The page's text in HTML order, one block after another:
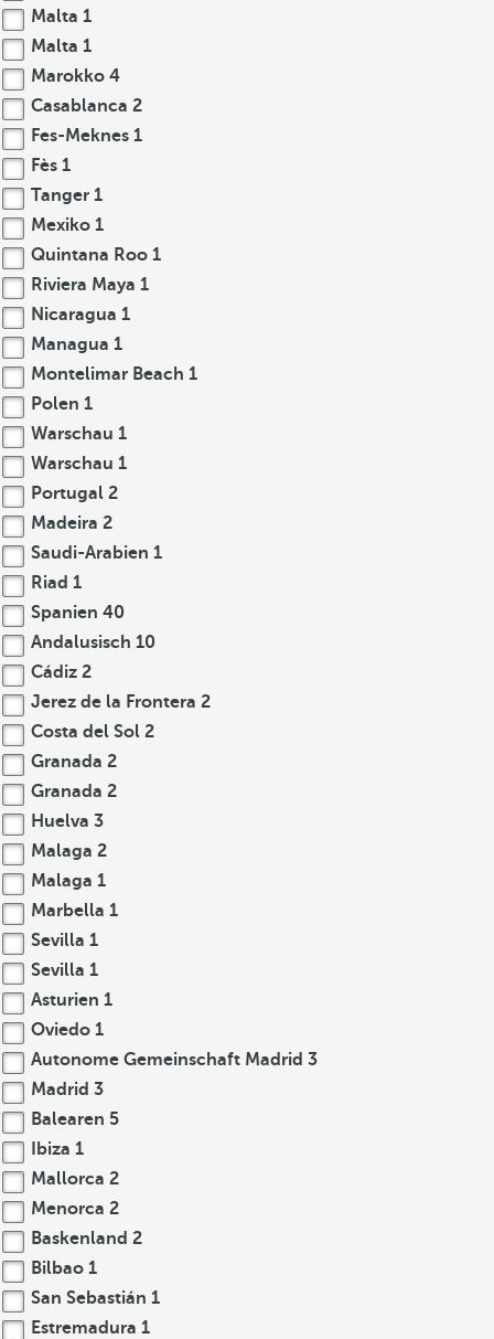
Malta 1
Malta 1
Marokko 4
Casablanca 2
Fes-Meknes 1
Fès 1
Tanger 1
Mexiko 1
Quintana Roo 1
Riviera Maya 1
Nicaragua 1
Managua 1
Montelimar Beach 1
Polen 1
Warschau 1
Warschau 1
Portugal 2
Madeira 2
Saudi-Arabien 1
Riad 1
Spanien 40
Andalusisch 10
Cádiz 2
Jerez de la Frontera 2
Costa del Sol 2
Granada 2
Granada 2
Huelva 3
Malaga 2
Malaga 1
Marbella 1
Sevilla 1
Sevilla 1
Asturien 1
Oviedo 1
Autonome Gemeinschaft Madrid 3
Madrid 3
Balearen 5
Ibiza 1
Mallorca 2
Menorca 2
Baskenland 2
Bilbao 1
San Sebastián 1
Estremadura 1